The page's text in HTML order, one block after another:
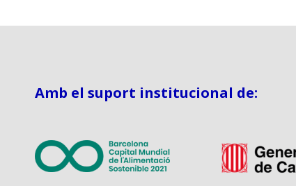
Amb el suport institucional de: